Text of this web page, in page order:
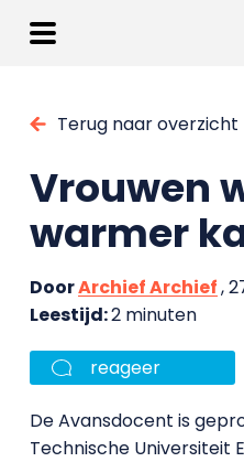
Terug naar overzicht
Vrouwen
warmer
DoorArchief Archief,
Leestijd:2 minuten
reageer
De Avansdocent is
Technische Universiteit